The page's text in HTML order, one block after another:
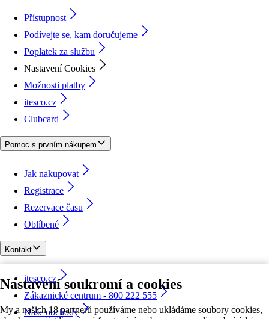
Nastavení soukromí a cookies
My a našich 18 partnerů používáme nebo ukládáme soubory cookies,
Přístupnost
Podívejte se, kam doručujeme
Poplatek za službu
Nastavení Cookies
Možnosti platby
itesco.cz
Clubcard
Pomoc s prvním nákupem
Jak nakupovat
Registrace
Rezervace času
Oblíbené
Kontakt
itesco.cz
Zákaznické centrum - 800 222 555
Naše obchody